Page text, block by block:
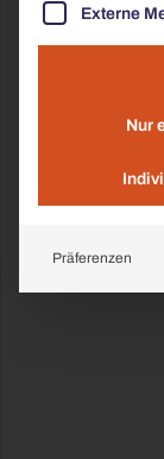
Externe
Nur
Präferenzen